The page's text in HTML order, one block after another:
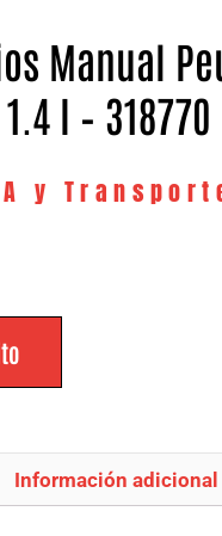
Manual
I – 318770
y
Información adicional